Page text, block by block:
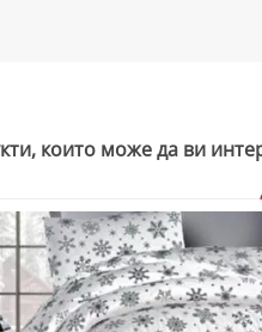
които може да ви